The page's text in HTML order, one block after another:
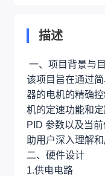
描述
一、项目背景与
该项目旨在通过
器的电机的精确
机的定速功能和
PID 参数以及当
助用户深入理解和
二、硬件设计
1.供电电路